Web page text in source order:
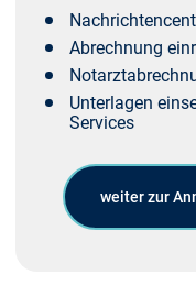
Abrechnung
Unterlagen
Services
weiter zur